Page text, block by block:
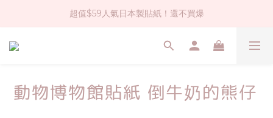
社群大人氣！各種有趣的打洞器
超值$59人氣日本製貼紙！還不買爆
全店$1500免運(台灣地區)
動物博物館貼紙 倒牛奶的熊仔